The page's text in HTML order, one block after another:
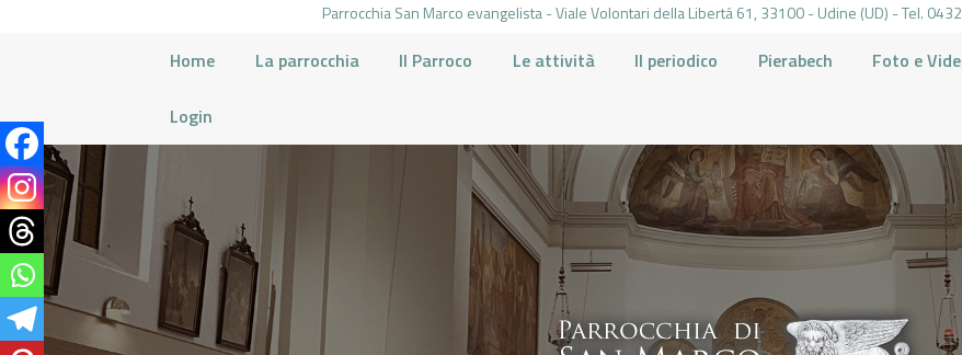
Parrocchia San Marco evangelista - Viale Volontari della Libertá 61, 33100 - Udine (UD) - Tel.
Home La parrocchia Il Parroco Le attività Il periodico Pierabech Foto e
Login
HOME
LA PARROCCHIA
IL PARROCO
LE ATTIVITÀ